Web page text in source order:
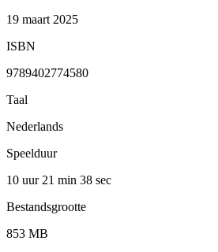
19 maart 2025
ISBN
9789402774580
Taal
Nederlands
Speelduur
10 uur 21 min 38 sec
Bestandsgrootte
853 MB